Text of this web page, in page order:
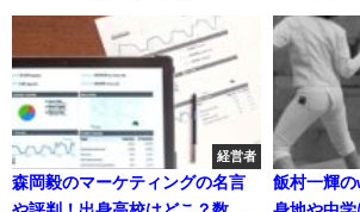
経営者
森岡毅のマーケティングの名言
飯村一輝